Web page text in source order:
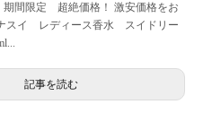
間限定 超絶価格！ 激安価格をお
スイ レディース香水 スイドリー
記事を読む